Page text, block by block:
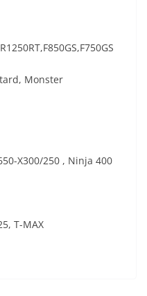
Monster
X300/250 , Ninja 400
T-MAX